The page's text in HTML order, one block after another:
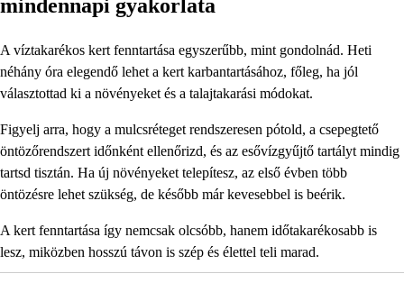
mindennapi gyakorlata
A víztakarékos kert fenntartása egyszerűbb, mint gondolnád. Heti
néhány óra elegendő lehet a kert karbantartásához, főleg, ha jól
választottad ki a növényeket és a talajtakarási módokat.
Figyelj arra, hogy a mulcsréteget rendszeresen pótold, a csepegtető
öntözőrendszert időnként ellenőrizd, és az esővízgyűjtő tartályt mindig
tartsd tisztán. Ha új növényeket telepítesz, az első évben több
öntözésre lehet szükség, de később már kevesebbel is beérik.
A kert fenntartása így nemcsak olcsóbb, hanem időtakarékosabb is
lesz, miközben hosszú távon is szép és élettel teli marad.